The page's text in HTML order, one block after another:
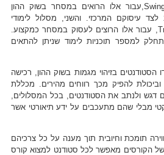
לסוחרים חובבים, Swing Traders,עבור אלו הרואים במסחר בשוק ההון
עיסוקם המרכזי. והשני, מסלול לימודי
מסחר מקצועיים, Traders Day, עבור אלו הרוצים לעסוק במסחר כמקצוע.
למספר תוכניות לימוד שניתן להתאים
בזיהוי מגמות בשוק ההון, רכישה
להפיק מכך רווחים מהירים. מכללת
דגש ולנתב את הסטודנטים, בכל המסלולים,
מבלי שהם מתעכבים על ידע תיאורטי אשר
תומכת וחיובית תוך מענה על כל צרכיהם
של הקורסים מאפשר לכל סטודנט למצוא קורס